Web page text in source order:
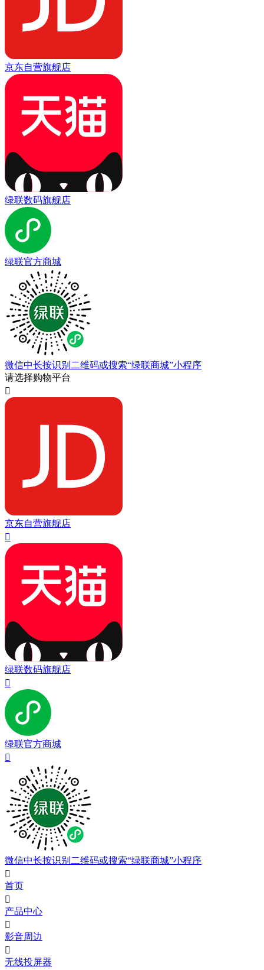
京东自营旗舰店
绿联数码旗舰店
绿联官方商城
微信中长按识别二维码或搜索“绿联商城”小程序
请选择购物平台

京东自营旗舰店

绿联数码旗舰店

绿联官方商城

微信中长按识别二维码或搜索“绿联商城”小程序

首页

产品中心

影音周边

无线投屏器